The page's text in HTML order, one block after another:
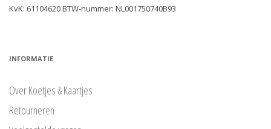
KvK: 61104620 BTW-nummer: NL001750740B93
INFORMATIE
Over Koetjes & Kaartjes
Retourneren